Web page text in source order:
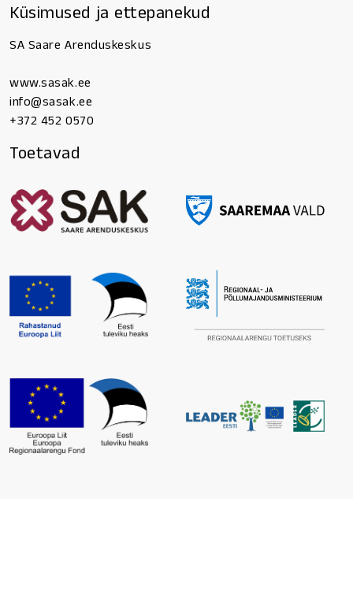
Küsimused ja ettepanekud
SA Saare Arenduskeskus
www.sasak.ee
info@sasak.ee
+372 452 0570
Toetavad